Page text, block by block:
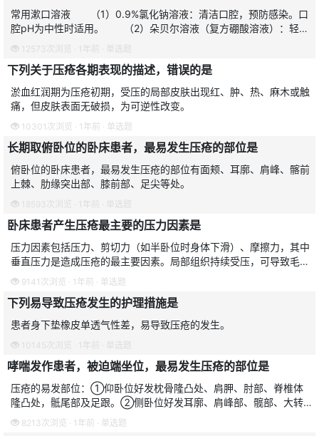
常用漱口溶液 （1）0.9%氯化钠溶液：清洁口腔，预防感染。口
腔pH为中性时适用。 （2）朵贝尔溶液（复方硼酸溶液）：轻微
抑菌，消除口臭。口腔pH为中性时适用。 （3）0.02%呋喃西林
溶液：清
12573次浏览 · 1年前 · 单选题
下列关于压疮各期表现的描述，错误的是
淤血红润期为压疮初期，受压的局部皮肤出现红、肿、热、麻木或触
痛，但皮肤表面无破损，为可逆性改变。
10301次浏览 · 1年前 · 单选题
长期取俯卧位的卧床患者，最易发生压疮的部位是
俯卧位的卧床患者，最易发生压疮的部位有面颊、耳廓、肩峰、髂前
上棘、肋缘突出部、膝前部、足尖等处。
18593次浏览 · 1年前 · 单选题
卧床患者产生压疮最主要的压力因素是
压力因素包括压力、剪切力（如半卧位时身体下滑）、摩擦力，其中
垂直压力是造成压疮的最主要因素。局部组织持续受压，可导致毛细
血管血液循环障碍，造成组织缺氧，引起组织损害，导致压疮的发
生。多见于长时间不改变
9141次浏览 · 1年前 · 单选题
下列易导致压疮发生的护理措施是
患者身下垫橡皮单透气性差，易导致压疮的发生。
10145次浏览 · 1年前 · 单选题
哮喘发作患者，被迫端坐位，最易发生压疮的部位是
压疮的易发部位：①仰卧位好发枕骨隆凸处、肩胛、肘部、脊椎体
隆凸处，骶尾部及足跟。②侧卧位好发耳廓、肩峰部、髋部、大转
子、膝部及踝部的内外侧等。③俯卧位好发肩峰、肋缘突出处、髂
前上棘、膝前部、足趾部。④
8213次浏览 · 1年前 · 单选题